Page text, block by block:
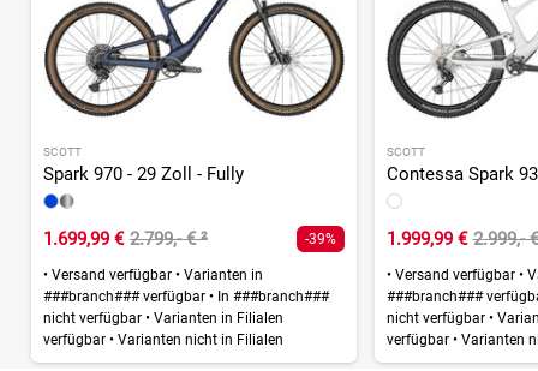
SCOTT
Spark 970 - 29 Zoll - Fully
1.699,99 € 2.799,- €² -39%
• Versand verfügbar • Varianten in
###branch### verfügbar • In ###branch###
nicht verfügbar • Varianten in Filialen
verfügbar • Varianten nicht in Filialen
SCOTT
Contessa Spark
1.999,99 € 2.999,-
•Versand verfügbar •
###branch###
nicht verfügbar •
verfügbar •Varianten